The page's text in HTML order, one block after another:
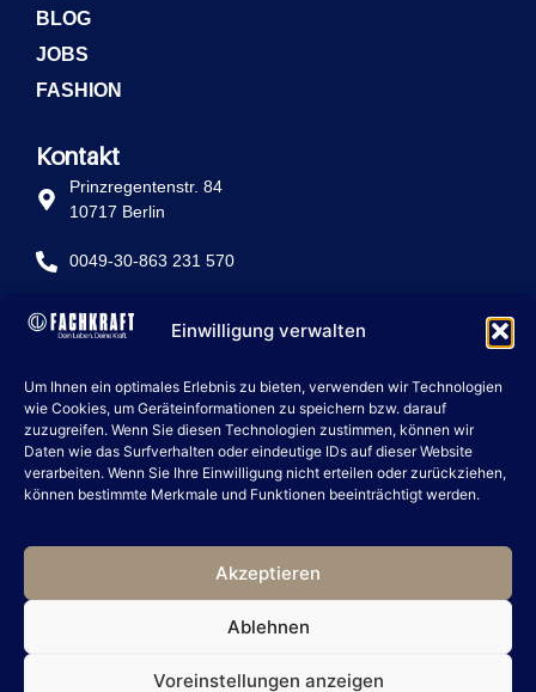
Einwilligung verwalten
Um Ihnen ein optimales Erlebnis zu bieten, verwenden wir Technologien
wie Cookies, um Geräteinformationen zu speichern bzw. darauf
zuzugreifen. Wenn Sie diesen Technologien zustimmen, können wir
Daten wie das Surfverhalten oder eindeutige IDs auf dieser Website
verarbeiten. Wenn Sie Ihre Einwilligung nicht erteilen oder zurückziehen,
können bestimmte Merkmale und Funktionen beeinträchtigt werden.
Akzeptieren
Ablehnen
Voreinstellungen anzeigen
BLOG
JOBS
FASHION
Kontakt
Prinzregentenstr. 84
10717 Berlin
0049-30-863 231 570
info@fachkraft-betriebe.de
Rechtliche Seiten
IMPRESSUM
DATENSCHUTZ
COOKIE POLICY
artevie group
ARTEVIE PUBLISHING